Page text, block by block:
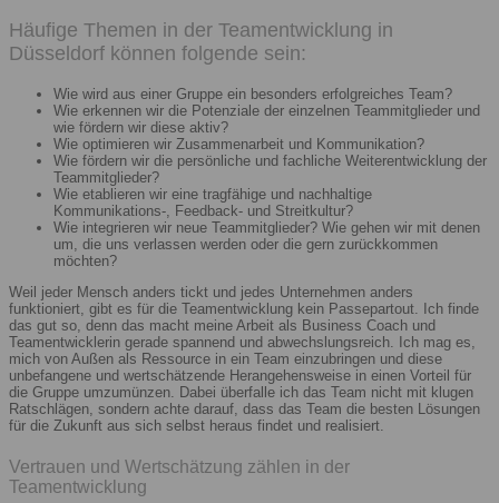
Häufige Themen in der Teamentwicklung in
Düsseldorf können folgende sein:
Wie wird aus einer Gruppe ein besonders erfolgreiches Team?
Wie erkennen wir die Potenziale der einzelnen Teammitglieder und
wie fördern wir diese aktiv?
Wie optimieren wir Zusammenarbeit und Kommunikation?
Wie fördern wir die persönliche und fachliche Weiterentwicklung der
Teammitglieder?
Wie etablieren wir eine tragfähige und nachhaltige
Kommunikations-, Feedback- und Streitkultur?
Wie integrieren wir neue Teammitglieder? Wie gehen wir mit denen
um, die uns verlassen werden oder die gern zurückkommen
möchten?
Weil jeder Mensch anders tickt und jedes Unternehmen anders
funktioniert, gibt es für die Teamentwicklung kein Passepartout. Ich finde
das gut so, denn das macht meine Arbeit als Business Coach und
Teamentwicklerin gerade spannend und abwechslungsreich. Ich mag es,
mich von Außen als Ressource in ein Team einzubringen und diese
unbefangene und wertschätzende Herangehensweise in einen Vorteil für
die Gruppe umzumünzen. Dabei überfalle ich das Team nicht mit klugen
Ratschlägen, sondern achte darauf, dass das Team die besten Lösungen
für die Zukunft aus sich selbst heraus findet und realisiert.
Vertrauen und Wertschätzung zählen in der
Teamentwicklung